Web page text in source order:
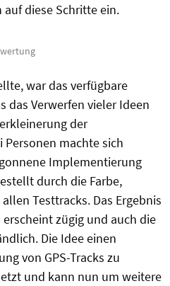
diese Schritte ein.
war das verfügbare
das Verwerfen vieler Ideen
der
machte sich
Implementierung
durch die Farbe,
Testtracks. Das Ergebnis
zügig und auch die
Die Idee einen
von GPS-Tracks zu
und kann nun um weitere